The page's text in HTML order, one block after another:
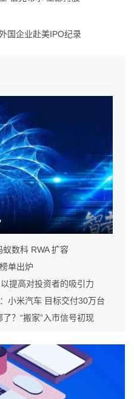
国企业赴美IPO纪录
数科 RWA 扩容
单出炉
提高对投资者的吸引力
小米汽车 目标交付30万台
？“搬家”入市信号初现